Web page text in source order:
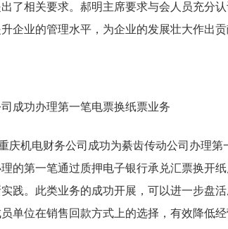
了相关要求。郝明主席要求与会人员充分
企业的管理水平，为企业的发展壮大作出
成功办理第一笔电票换纸票业务
庆机电财务公司成功为綦齿传动公司办理第
的第一笔通过质押电子银行承兑汇票换开
践。此类业务的成功开展，可以进一步盘
单位在销售回款方式上的选择，有效降低